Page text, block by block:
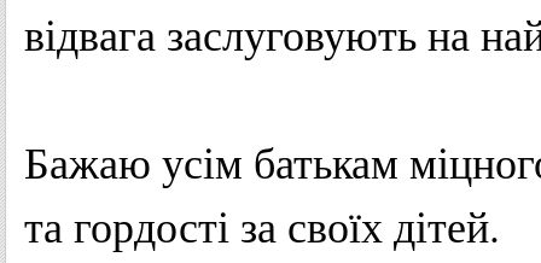
відвага заслуговують на
Бажаю усім батькам
та гордості за своїх дітей.